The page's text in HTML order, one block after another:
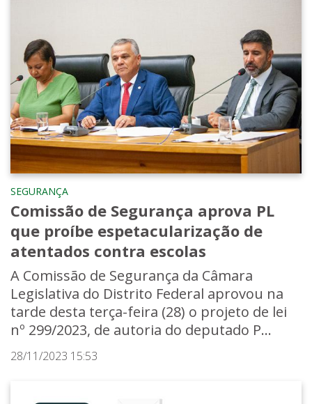
SEGURANÇA
Comissão de Segurança aprova PL
que proíbe espetacularização de
atentados contra escolas
A Comissão de Segurança da Câmara
Legislativa do Distrito Federal aprovou na
tarde desta terça-feira (28) o projeto de lei
nº 299/2023, de autoria do deputado P...
28/11/2023 15:53